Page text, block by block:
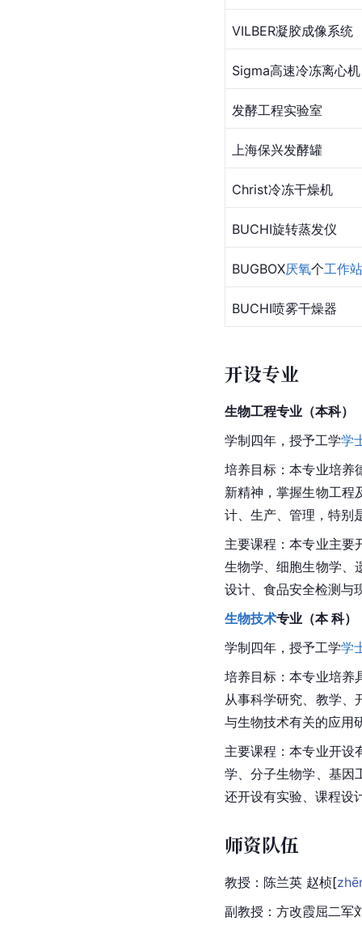
VILBER凝胶成像系统
Sigma高速冷冻离心机
发酵工程实验室
上海保兴发酵罐
Christ冷冻干燥机
BUCHI旋转蒸发仪
BUGBOX厌氧个工作站
BUCHI喷雾干燥器
开设专业
生物工程专业（本科）
学制四年，授予工学学
培养目标：本专业培养
新精神，掌握生物工程
计、生产、管理，特别
主要课程：本专业主要
生物学、细胞生物学、
设计、食品安全检测与
生物技术专业（本 科）
学制四年，授予工学学
培养目标：本专业培养
从事科学研究、教学、
与生物技术有关的应用
主要课程：本专业开设
学、分子生物学、基因
还开设有实验、课程设
师资队伍
教授： 陈兰英 赵桢[
副教授：方改霞屈二军